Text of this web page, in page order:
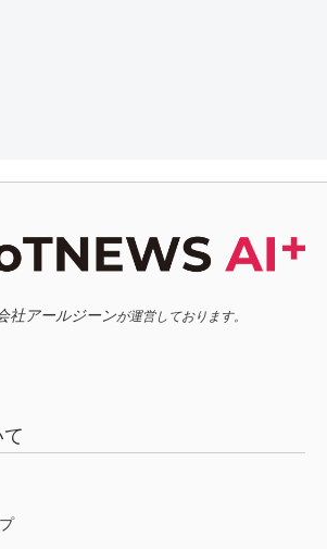
社アールジーンが運営しております。